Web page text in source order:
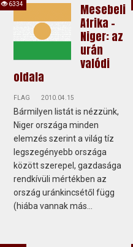
Mesebeli
Afrika -
Niger: az
urán
valódi
oldala
FLAG 2010.04.15
Bármilyen listát is nézzünk,
Niger országa minden
elemzés szerint a világ tíz
legszegényebb országa
között szerepel, gazdasága
rendkívüli mértékben az
ország uránkincsétől függ
(hiába vannak más...
6334